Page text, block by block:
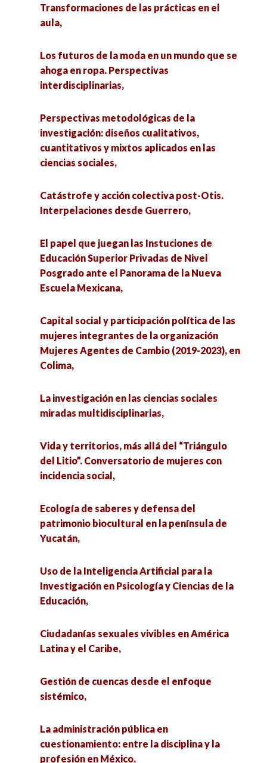
Transformaciones de las prácticas en el
aula,
Los futuros de la moda en un mundo que se
ahoga en ropa. Perspectivas
interdisciplinarias,
Perspectivas metodológicas de la
investigación: diseños cualitativos,
cuantitativos y mixtos aplicados en las
ciencias sociales,
Catástrofe y acción colectiva post-Otis.
Interpelaciones desde Guerrero,
El papel que juegan las Instuciones de
Educación Superior Privadas de Nivel
Posgrado ante el Panorama de la Nueva
Escuela Mexicana,
Capital social y participación política de las
mujeres integrantes de la organización
Mujeres Agentes de Cambio (2019-2023), en
Colima,
La investigación en las ciencias sociales
miradas multidisciplinarias,
Vida y territorios, más allá del “Triángulo
del Litio”. Conversatorio de mujeres con
incidencia social,
Ecología de saberes y defensa del
patrimonio biocultural en la península de
Yucatán,
Uso de la Inteligencia Artificial para la
Investigación en Psicología y Ciencias de la
Educación,
Ciudadanías sexuales vivibles en América
Latina y el Caribe,
Gestión de cuencas desde el enfoque
sistémico,
La administración pública en
cuestionamiento: entre la disciplina y la
profesión en México,